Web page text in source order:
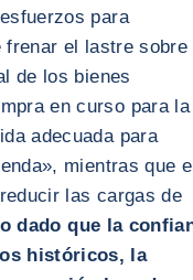
para
el lastre sobre
de los bienes
en curso para la
adecuada para
mientras que el
las cargas de
dado que la
históricos, la